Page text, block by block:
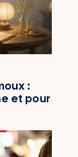
vous
:
et pour